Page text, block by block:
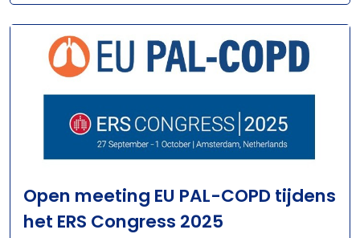
Open meeting EU PAL-COPD tijdens
het ERS Congress 2025